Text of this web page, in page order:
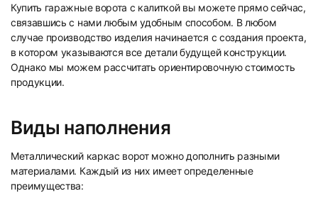
Купить гаражные ворота с калиткой вы можете прямо сейчас,
связавшись с нами любым удобным способом. В любом
случае производство изделия начинается с создания проекта,
в котором указываются все детали будущей конструкции.
Однако мы можем рассчитать ориентировочную стоимость
продукции.
Виды наполнения
Металлический каркас ворот можно дополнить разными
материалами. Каждый из них имеет определенные
преимущества: